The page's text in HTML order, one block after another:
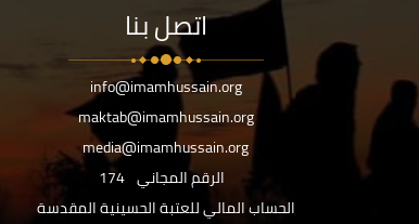
اتصل بنا
info@imamhussain.org
maktab@imamhussain.org
media@imamhussain.org
الرقم المجاني 174
الحساب المالي للعتبة الحسينية المقدسة